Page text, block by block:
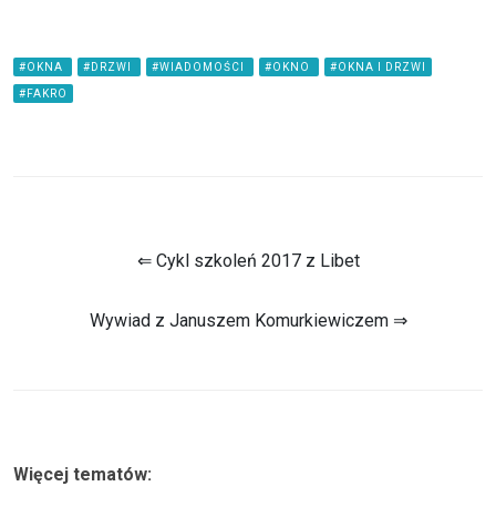
#OKNA #DRZWI #WIADOMOŚCI #OKNO #OKNA I DRZWI
#FAKRO
⇐ Cykl szkoleń 2017 z Libet
Wywiad z Januszem Komurkiewiczem ⇒
Więcej tematów: